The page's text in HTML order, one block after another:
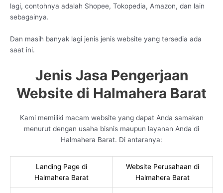
lagi, contohnya adalah Shopee, Tokopedia, Amazon, dan lain
sebagainya.
Dan masih banyak lagi jenis jenis website yang tersedia ada
saat ini.
Jenis Jasa Pengerjaan
Website di Halmahera Barat
Kami memiliki macam website yang dapat Anda samakan
menurut dengan usaha bisnis maupun layanan Anda di
Halmahera Barat. Di antaranya:
Landing Page di
Halmahera Barat
Website Perusahaan di
Halmahera Barat